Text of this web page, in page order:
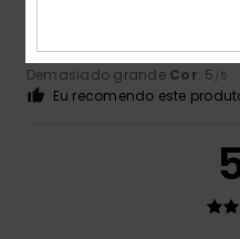
Conforto: 5/5 Relação
Demasiado grande Cor: 5 /5
Eu recomendo este